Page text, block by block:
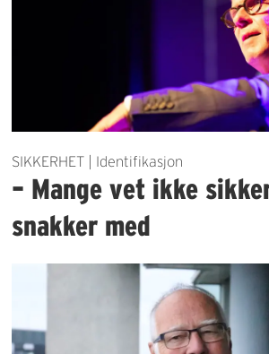
SIKKERHET | Identifikasjon
– Mange vet ikke
snakker med